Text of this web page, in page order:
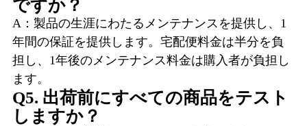
ですか？
A：製品の生涯にわたるメンテナンスを提供し、1
年間の保証を提供します。宅配便料金は半分を負
担し、1年後のメンテナンス料金は購入者が負担し
ます。
Q5. 出荷前にすべての商品をテスト
しますか？